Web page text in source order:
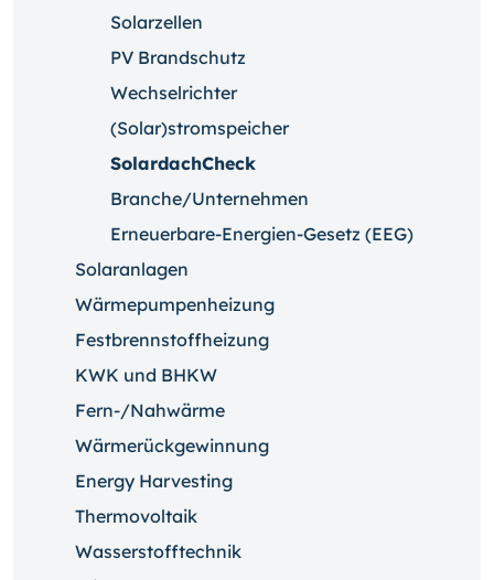
Solarzellen
PV Brandschutz
Wechselrichter
(Solar)stromspeicher
SolardachCheck
Branche/Unternehmen
Erneuerbare-Energien-Gesetz (EEG)
Solaranlagen
Wärmepumpenheizung
Festbrennstoffheizung
KWK und BHKW
Fern-/Nahwärme
Wärmerückgewinnung
Energy Harvesting
Thermovoltaik
Wasserstofftechnik